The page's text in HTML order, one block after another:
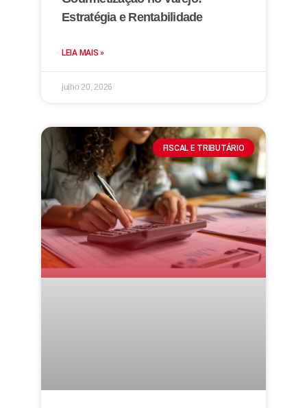
Estratégia e Rentabilidade
LEIA MAIS »
julho 20, 2026
FISCAL E TRIBUTÁRIO